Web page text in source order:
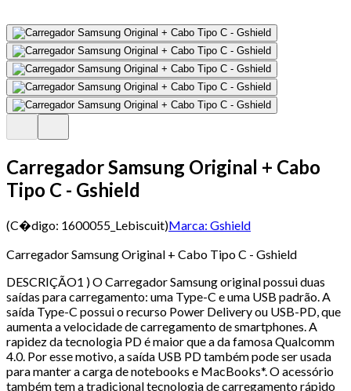
Carregador Samsung Original + Cabo
Tipo C - Gshield
(C�digo: 1600055_Lebiscuit)Marca: Gshield
Carregador Samsung Original + Cabo Tipo C - Gshield
DESCRIÇÃO1 ) O Carregador Samsung original possui duas
saídas para carregamento: uma Type-C e uma USB padrão. A
saída Type-C possui o recurso Power Delivery ou USB-PD, que
aumenta a velocidade de carregamento de smartphones. A
rapidez da tecnologia PD é maior que a da famosa Qualcomm
4.0. Por esse motivo, a saída USB PD também pode ser usada
para manter a carga de notebooks e MacBooks*. O acessório
também tem a tradicional tecnologia de carregamento rápido